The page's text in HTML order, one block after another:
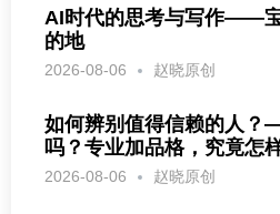
AI时代的思考与写作——
的地
2026-08-06 赵晓原创
如何辨别值得信赖的人
吗？专业加品格，究竟怎
2026-08-06 赵晓原创